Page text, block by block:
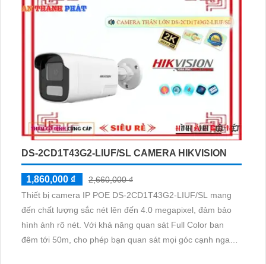
DS-2CD1T43G2-LIUF/SL CAMERA HIKVISION
1,860,000 ₫
2,660,000 ₫
Thiết bị camera IP POE DS-2CD1T43G2-LIUF/SL mang
đến chất lượng sắc nét lên đến 4.0 megapixel, đảm bảo
hình ảnh rõ nét. Với khả năng quan sát Full Color ban
đêm tới 50m, cho phép bạn quan sát mọi góc cạnh ngay